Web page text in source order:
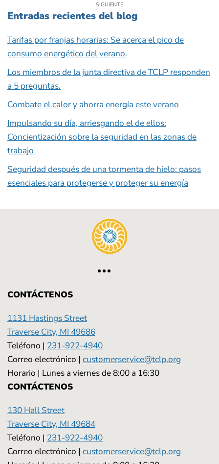
SIGUIENTE
Entradas recientes del blog
Tarifas por franjas horarias: Se acerca el pico de
consumo energético del verano.
Los miembros de la junta directiva de TCLP responden
a 5 preguntas.
Combate el calor y ahorra energía este verano
Impulsando su día, arriesgando el de ellos:
Concientización sobre la seguridad en las zonas de
trabajo
Seguridad después de una tormenta de hielo: pasos
esenciales para protegerse y proteger su energía
CONTÁCTENOS
1131 Hastings Street
Traverse City, MI 49686
Teléfono | 231-922-4940
Correo electrónico | customerservice@tclp.org
Horario | Lunes a viernes de 8:00 a 16:30
CONTÁCTENOS
130 Hall Street
Traverse City, MI 49684
Teléfono | 231-922-4940
Correo electrónico | customerservice@tclp.org